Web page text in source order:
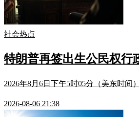
社会热点
特朗普再签出生公民权行
2026年8月6日下午5时05分（美东时间
2026-08-06 21:38